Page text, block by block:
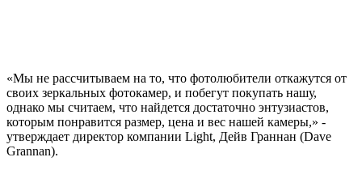
«Мы не рассчитываем на то, что фотолюбители откажутся от
своих зеркальных фотокамер, и побегут покупать нашу,
однако мы считаем, что найдется достаточно энтузиастов,
которым понравится размер, цена и вес нашей камеры,» -
утверждает директор компании Light, Дейв Граннан (Dave
Grannan).